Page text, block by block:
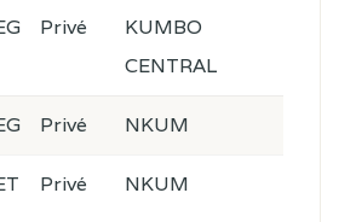
Privé
KUMBO
CENTRAL
Privé NKUM
Privé NKUM